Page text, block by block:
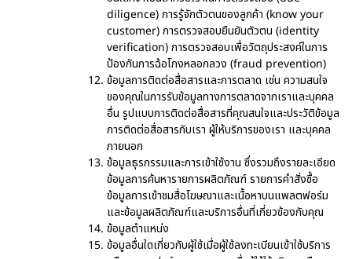
diligence) การรู้จักตัวตนของลูกค้า (know your
customer) การตรวจสอบยืนยันตัวตน (identity
verification) การตรวจสอบเพื่อวัตถุประสงค์ในการ
ป้องกันการฉ้อโกงหลอกลวง (fraud prevention)
ข้อมูลการติดต่อสื่อสารและการตลาด เช่น ความสนใจ
ของคุณในการรับข้อมูลทางการตลาดจากเราและบุคคล
อื่น รูปแบบการติดต่อสื่อสารที่คุณสนใจและประวัติข้อมูล
การติดต่อสื่อสารกับเรา ผู้ให้บริการของเรา และบุคคล
ภายนอก
ข้อมูลธุรกรรมและการเข้าใช้งาน ซึ่งรวมถึงรายละเอียด
ข้อมูลการค้นหารายการผลิตภัณฑ์ รายการคำสั่งซื้อ
ข้อมูลการเข้าชมสื่อโฆษณาและเนื้อหาบนแพลตฟอร์ม
และข้อมูลผลิตภัณฑ์และบริการอื่นที่เกี่ยวข้องกับคุณ
ข้อมูลตำแหน่ง
ข้อมูลอื่นใดเกี่ยวกับผู้ใช้เมื่อผู้ใช้ลงทะเบียนเข้าใช้บริการ